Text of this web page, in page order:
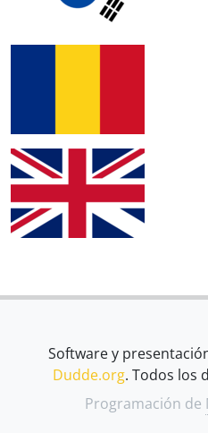
Software y
Dudde.org. Todos los
Programación de